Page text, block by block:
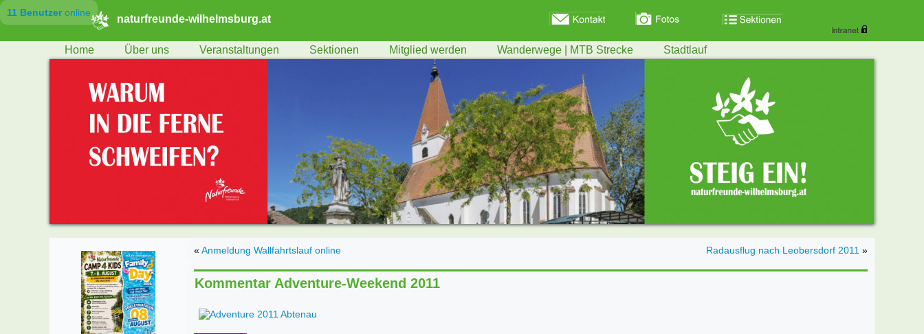
11 Benutzeronline
naturfreunde-wilhelmsburg.at
Home Über uns Veranstaltungen Sektionen Mitglied werden Wanderwege | MTB Strecke Stadtlauf
« Anmeldung Wallfahrtslauf online Radausflug nach Leobersdorf 2011 »
Kommentar Adventure-Weekend 2011